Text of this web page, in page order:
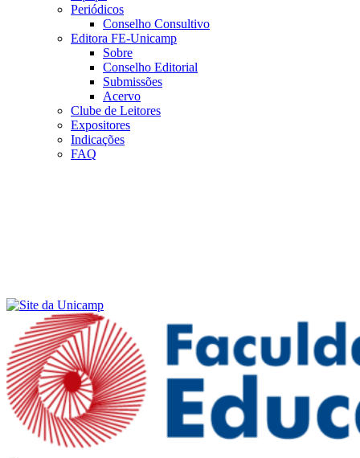
Periódicos
Conselho Consultivo
Editora FE-Unicamp
Sobre
Conselho Editorial
Submissões
Acervo
Clube de Leitores
Expositores
Indicações
FAQ